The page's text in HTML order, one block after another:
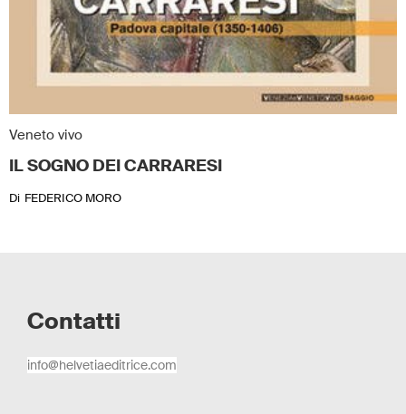
IL SOGNO DEI CARRARESI
Veneto vivo
Di FEDERICO MORO
Contatti
info@helvetiaeditrice.com